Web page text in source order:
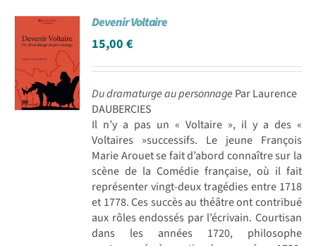
Devenir Voltaire
15,00€
Du dramaturge au personnage Par Laurence
DAUBERCIES
Il n’y a pas un « Voltaire », il y a des «
Voltaires »successifs. Le jeune François
Marie Arouet se fait d’abord connaître sur la
scène de la Comédie française, où il fait
représenter vingt-deux tragédies entre 1718
et 1778. Ces succès au théâtre ont contribué
aux rôles endossés par l’écrivain. Courtisan
dans les années 1720, philosophe